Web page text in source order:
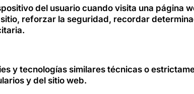
del usuario cuando visita una página
reforzar la seguridad, recordar
y tecnologías similares técnicas o
y del sitio web.